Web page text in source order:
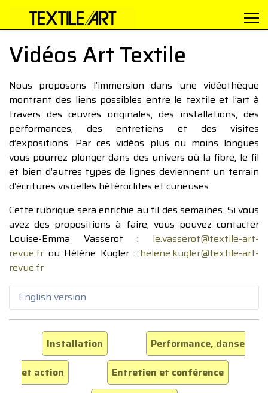
Vidéos Art Textile
Nous proposons l’immersion dans une vidéothèque
montrant des liens possibles entre le textile et l’art à
travers des œuvres originales, des installations, des
performances, des entretiens et des visites
d’expositions. Par ces vidéos plus ou moins longues
vous pourrez plonger dans des univers où la fibre, le fil
et bien d’autres types de lignes deviennent un terrain
d’écritures visuelles hétéroclites et curieuses.
Cette rubrique sera enrichie au fil des semaines. Si vous
avez des propositions à faire, vous pouvez contacter
Louise-Emma Vasserot : le.vasserot@textile-art-
revue.fr ou Hélène Kugler : helene.kugler@textile-art-
revue.fr
English version
Installation
Performance, danse
et action
Entretien et conférence